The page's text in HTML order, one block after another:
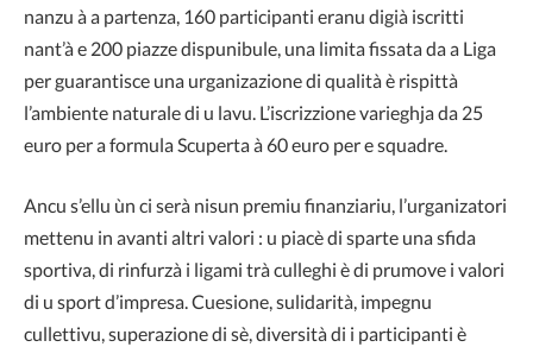
nanzu à a partenza, 160 participanti eranu digià iscritti
nant’à e 200 piazze dispunibule, una limita fissata da a Liga
per guarantisce una urganizazione di qualità è rispittà
l’ambiente naturale di u lavu. L’iscrizzione varieghja da 25
euro per a formula Scuperta à 60 euro per e squadre.
Ancu s’ellu ùn ci serà nisun premiu finanziariu, l’urganizatori
mettenu in avanti altri valori : u piacè di sparte una sfida
sportiva, di rinfurzà i ligami trà culleghi è di prumove i valori
di u sport d’impresa. Cuesione, sulidarità, impegnu
cullettivu, superazione di sè, diversità di i participanti è